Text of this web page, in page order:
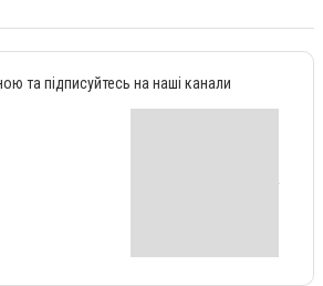
та підписуйтесь на наші канали